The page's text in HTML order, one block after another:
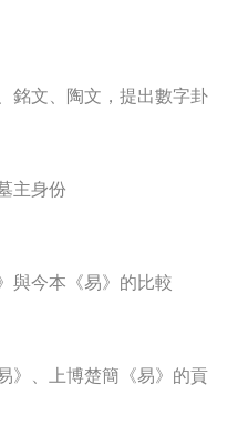
銘文、陶文，提出數字卦
主身份
與今本《易》的比較
》、上博楚簡《易》的貢